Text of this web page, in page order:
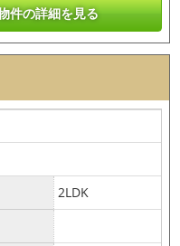
件の詳細を見る
2LDK